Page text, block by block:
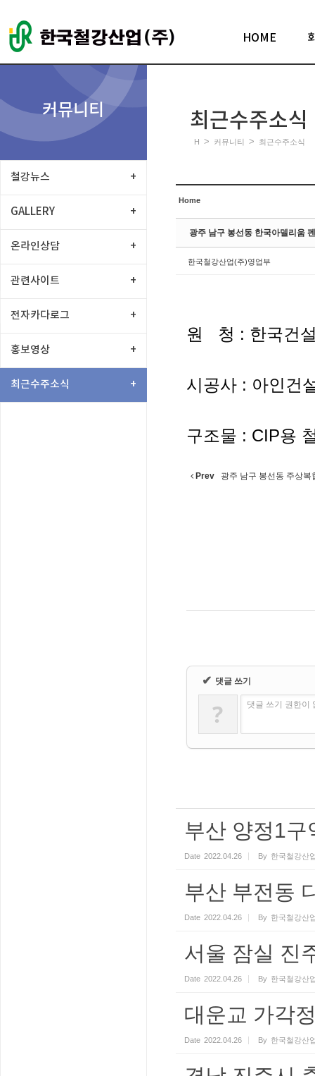
HOME
커뮤니티
철강뉴스 +
GALLERY +
온라인상담 +
관련사이트 +
전자카다로그 +
홍보영상 +
최근수주소식 +
최근수주소식
H > 커뮤니티 > 최근수주소식
Home
광주 남구 봉선동 한국아델리움
한국철강산업(주)영업부
원 청 : 한국건
시공사 : 아인건
구조물 : CIP용
Prev 광주 남구 봉선동 주상복
✔ 댓글 쓰기
? 댓글 쓰기 권한이
부산 양정1
Date 2022.04.26 By 한국철강산
부산 부전동
Date 2022.04.26 By 한국철강산
서울 잠실 진
Date 2022.04.26 By 한국철강산
대운교 가각
Date 2022.04.26 By 한국철강산
Sketchbook5, 스케치북5
Sketchbook5, 스케치북5